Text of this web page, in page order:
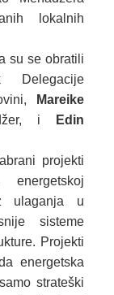
lokalnih
su se obratili
Delegacije
Mareike
i
Edin
projekti
energetskoj
ulaganja u
sisteme
Projekti
energetska
strateški